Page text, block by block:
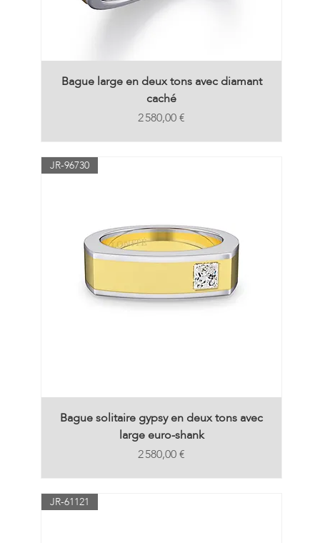
Bague large en deux tons avec diamant
caché
Prix
2 580,00 €
JR-96730
Bague solitaire gypsy en deux tons avec
large euro-shank
Prix
2 580,00 €
JR-61121